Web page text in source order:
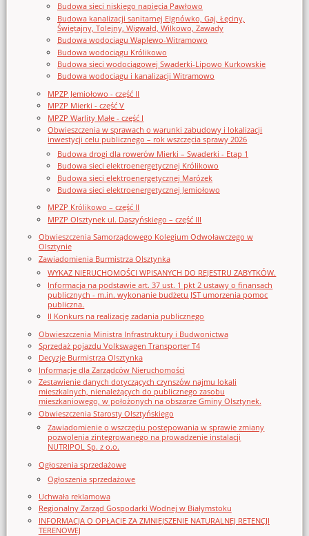
Budowa sieci niskiego napięcia Pawłowo
Budowa kanalizacji sanitarnej Elgnówko, Gaj, Łęciny,
Świętajny, Tolejny, Wigwałd, Wilkowo, Zawady
Budowa wodociągu Waplewo-Witramowo
Budowa wodociągu Królikowo
Budowa sieci wodociągowej Swaderki-Lipowo Kurkowskie
Budowa wodociągu i kanalizacji Witramowo
MPZP Jemiołowo - część II
MPZP Mierki - część V
MPZP Warlity Małe - część I
Obwieszczenia w sprawach o warunki zabudowy i lokalizacji
inwestycji celu publicznego – rok wszczęcia sprawy 2026
Budowa drogi dla rowerów Mierki – Swaderki - Etap 1
Budowa sieci elektroenergetycznej Królikowo
Budowa sieci elektroenergetycznej Marózek
Budowa sieci elektroenergetycznej Jemiołowo
MPZP Królikowo – część II
MPZP Olsztynek ul. Daszyńskiego – część III
Obwieszczenia Samorządowego Kolegium Odwoławczego w
Olsztynie
Zawiadomienia Burmistrza Olsztynka
WYKAZ NIERUCHOMOŚCI WPISANYCH DO REJESTRU ZABYTKÓW.
Informacja na podstawie art. 37 ust. 1 pkt 2 ustawy o finansach
publicznych - m.in. wykonanie budżetu JST umorzenia pomoc
publiczna.
II Konkurs na realizację zadania publicznego
Obwieszczenia Ministra Infrastruktury i Budwonictwa
Sprzedaż pojazdu Volkswagen Transporter T4
Decyzje Burmistrza Olsztynka
Informacje dla Zarządców Nieruchomości
Zestawienie danych dotyczących czynszów najmu lokali
mieszkalnych, nienależących do publicznego zasobu
mieszkaniowego, w położonych na obszarze Gminy Olsztynek.
Obwieszczenia Starosty Olsztyńskiego
Zawiadomienie o wszczęciu postępowania w sprawie zmiany
pozwolenia zintegrowanego na prowadzenie instalacji
NUTRIPOL Sp. z o.o.
Ogłoszenia sprzedażowe
Ogłoszenia sprzedażowe
Uchwała reklamowa
Regionalny Zarząd Gospodarki Wodnej w Białymstoku
INFORMACJA O OPŁACIE ZA ZMNIEJSZENIE NATURALNEJ RETENCJI
TERENOWEJ